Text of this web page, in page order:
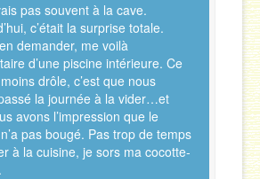
pas souvent à la cave.
c’était la surprise totale.
demander, me voilà
d’une piscine intérieure. Ce
drôle, c’est que nous
la journée à la vider…et
avons l’impression que le
pas bougé. Pas trop de temps
à la cuisine, je sors ma cocotte-